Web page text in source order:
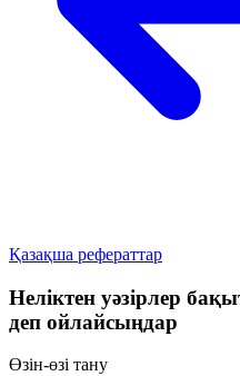
Қазақша рефераттар
Неліктен уәзірлер
деп ойлайсыңдар
Өзін-өзі тану